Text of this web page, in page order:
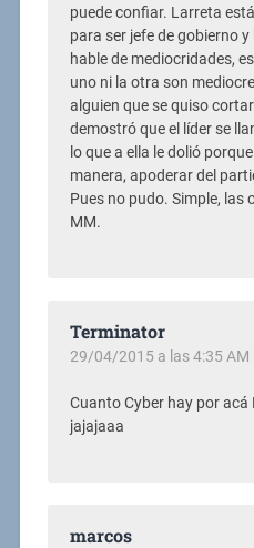
puede confiar. Larreta
para ser jefe de gobierno
hable de mediocridades,
uno ni la otra son
alguien que se quiso
demostró que el líder se
lo que a ella le dolió
manera, apoderar del
Pues no pudo. Simple, las
MM.
Terminator
29/04/2015 a las 4:35 AM
Cuanto Cyber hay por acá
jajajaaa
marcos